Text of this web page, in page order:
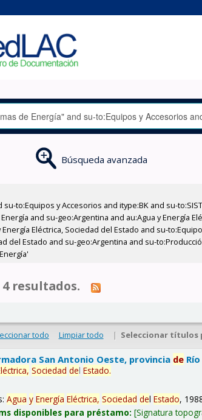
Búsqueda avanzada
to:Equipos y Accesorios and itype:BK and su-
and su-geo:Argentina and au:Agua y Energía
Eléctrica, Sociedad del Estado and su-
del Estado and su-geo:Argentina and su-
resultados.
todo Limpiar todo | Seleccionar títulos
San Antonio Oeste, provincia de
Sociedad delEstado.
Agua y Energía Eléctrica, Sociedad delEstado,
disponibles para préstamo: Signatura